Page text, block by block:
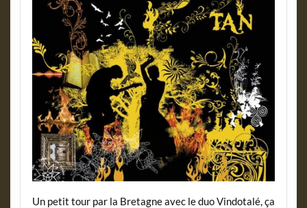
Un petit tour par la Bretagne avec le duo Vindotalé, ça